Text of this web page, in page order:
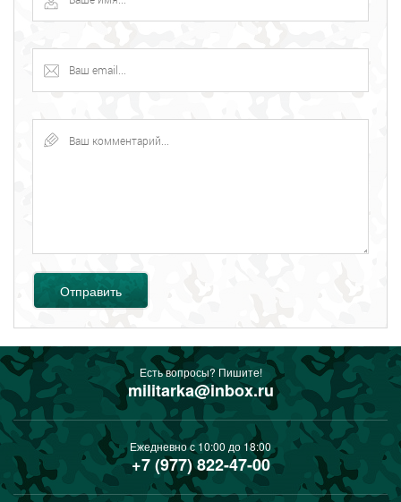
Отправить
Есть вопросы? Пишите!
militarka@inbox.ru
Ежедневно с 10:00 до 18:00
+7 (977) 822-47-00